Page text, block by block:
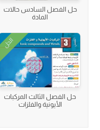
حل الفصل السادس حالات
المادة
الحل
حل الفصل الثالث المركبات
الأيونية والفلزات